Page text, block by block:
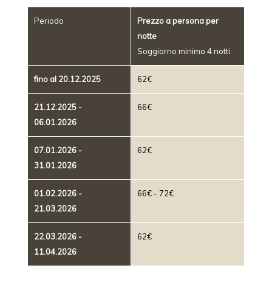
Periodo
Prezzo a persona per
notte
Soggiorno minimo 4 notti
fino al 20.12.2025 62€
21.12.2025 -
06.01.2026
66€
07.01.2026 -
31.01.2026
62€
01.02.2026 -
21.03.2026
66€ - 72€
22.03.2026 -
11.04.2026
62€